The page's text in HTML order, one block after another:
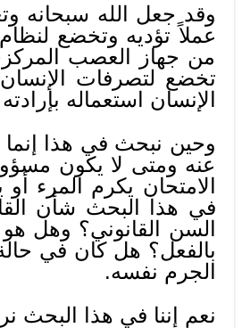
وقد جعل الله سبحانه
عملاً تؤديه وتخضع
من جهاز العصب
تخضع لتصرفات
الإنسان استعماله
وحين نبحث في هذا
عنه ومتى لا يكون
الامتحان يكرم المرء
في هذا البحث شأن
السن القانوني؟ وهل
بالفعل؟ هل كان في
الجرم نفسه.
نعم إننا في هذا البحث